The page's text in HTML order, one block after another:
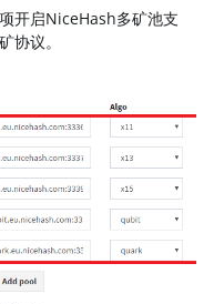
开启NiceHash多矿池支
协议。